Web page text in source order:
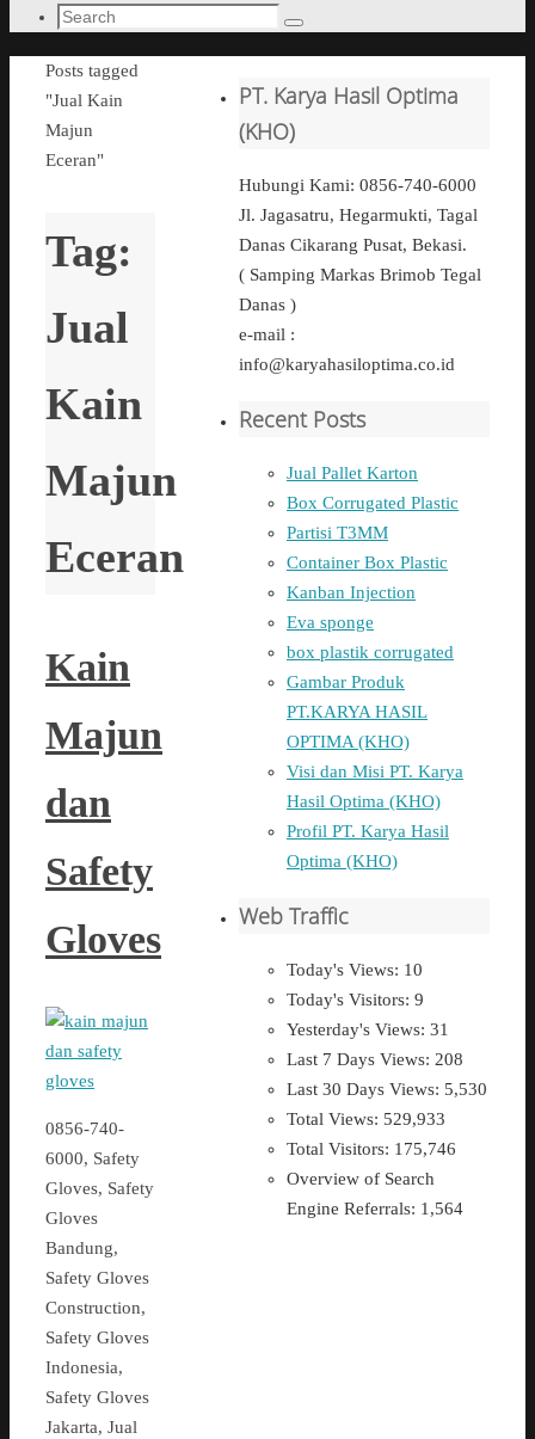
Search
Search
Home
Posts tagged
"Jual Kain
Majun
Eceran"
Tag:
Jual
Kain
Majun
Eceran
Kain
Majun
dan
Safety
Gloves
0856-740-
6000, Safety
Gloves, Safety
Gloves
Bandung,
Safety Gloves
Construction,
Safety Gloves
Indonesia,
Safety Gloves
Jakarta, Jual
PT. Karya Hasil Optima
(KHO)
Hubungi Kami: 0856-740-6000
Jl. Jagasatru, Hegarmukti, Tagal
Danas Cikarang Pusat, Bekasi.
( Samping Markas Brimob Tegal
Danas )
e-mail :
info@karyahasiloptima.co.id
Recent Posts
Jual Pallet Karton
Box Corrugated Plastic
Partisi T3MM
Container Box Plastic
Kanban Injection
Eva sponge
box plastik corrugated
Gambar Produk
PT.KARYA HASIL
OPTIMA (KHO)
Visi dan Misi PT. Karya
Hasil Optima (KHO)
Profil PT. Karya Hasil
Optima (KHO)
Web Traffic
Today's Views: 10
Today's Visitors: 9
Yesterday's Views: 31
Last 7 Days Views: 208
Last 30 Days Views: 5,530
Total Views: 529,933
Total Visitors: 175,746
Overview of Search
Engine Referrals: 1,564